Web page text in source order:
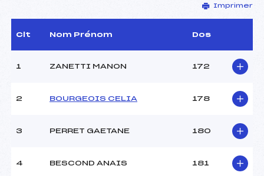
SALVI PIERRE (MJ)
D.T Adjoint :
–
Dir. Epreuve :
DEVIDAL PHILIPPE (MJ)
PISTE DE LA DARBELLA
8 km
Point Bas :
520020056
Imprimer
Clt Nom Prénom Dos
1 ZANETTI MANON 172
2 BOURGEOIS CELIA 178
3 PERRET GAETANE 180
4 BESCOND ANAIS 181